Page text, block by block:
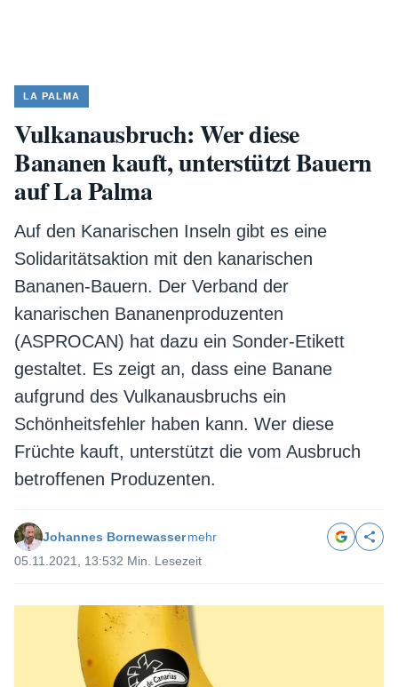
LA PALMA
Vulkanausbruch: Wer diese
Bananen kauft, unterstützt Bauern
auf La Palma
Auf den Kanarischen Inseln gibt es eine
Solidaritätsaktion mit den kanarischen
Bananen-Bauern. Der Verband der
kanarischen Bananenproduzenten
(ASPROCAN) hat dazu ein Sonder-Etikett
gestaltet. Es zeigt an, dass eine Banane
aufgrund des Vulkanausbruchs ein
Schönheitsfehler haben kann. Wer diese
Früchte kauft, unterstützt die vom Ausbruch
betroffenen Produzenten.
Johannes Bornewassermehr
05.11.2021, 13:532 Min. Lesezeit